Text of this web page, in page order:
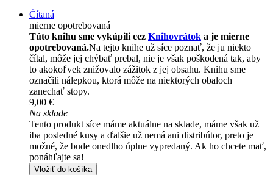
Čítaná
mierne opotrebovaná
Túto knihu sme vykúpili cez Knihovrátok a je mierne
opotrebovaná.Na tejto knihe už síce poznať, že ju niekto
čítal, môže jej chýbať prebal, nie je však poškodená tak, aby
to akokoľvek znižovalo zážitok z jej obsahu. Knihu sme
označili nálepkou, ktorá môže na niektorých obaloch
zanechať stopy.
9,00 €
Na sklade
Tento produkt síce máme aktuálne na sklade, máme však už
iba posledné kusy a ďalšie už nemá ani distribútor, preto je
možné, že bude onedlho úplne vypredaný. Ak ho chcete mať,
ponáhľajte sa!
Vložiť do košíka